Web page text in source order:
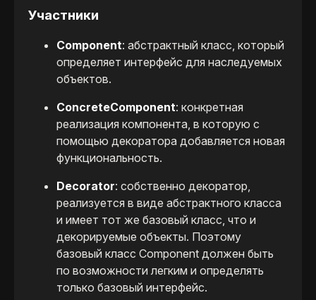
Участники
Component: абстрактный класс, который
определяет интерфейс для наследуемых
объектов.
ConcreteComponent: конкретная
реализация компонента, в которую с
помощью декоратора добавляется новая
функциональность.
Decorator: собственно декоратор,
реализуется в виде абстрактного класса
и имеет тот же базовый класс, что и
декорируемые объекты. Поэтому
базовый класс Component должен быть
по возможности легким и определять
только базовый интерфейс.